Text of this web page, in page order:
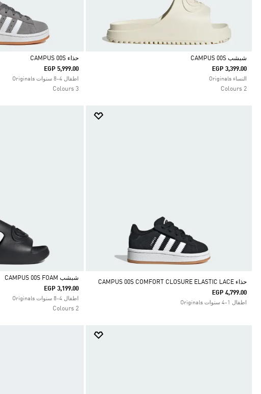
Selected
شبشب CAMPUS 00S
EGP 3,399.00
النساء Originals
2 Colours
Selected
حذاء CAMPUS 00S
EGP 5,999.00
اطفال 4-8 سنوات Originals
3 Colours
حذاء CAMPUS 00S COMFORT CLOSURE ELASTIC LACE
EGP 4,799.00
اطفال 1-4 سنوات Originals
Selected
شبشب CAMPUS 00S FOAM
EGP 3,199.00
اطفال 4-8 سنوات Originals
2 Colours